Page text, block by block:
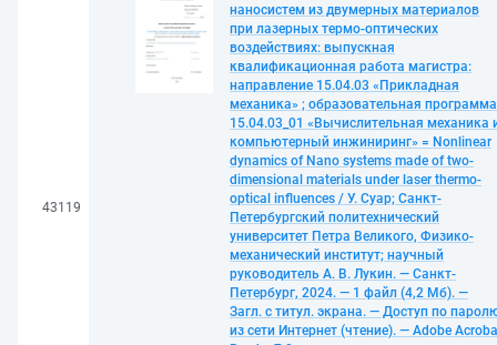
43119
наносистем из двумерных материалов
при лазерных термо-оптических
воздействиях: выпускная
квалификационная работа магистра:
направление 15.04.03 «Прикладная
механика» ; образовательная программа
15.04.03_01 «Вычислительная механика
компьютерный инжиниринг» = Nonlinear
dynamics of Nano systems made of two-
dimensional materials under laser thermo-
optical influences / У. Суар; Санкт-
Петербургский политехнический
университет Петра Великого, Физико-
механический институт; научный
руководитель А. В. Лукин. — Санкт-
Петербург, 2024. — 1 файл (4,2 Мб). —
Загл. с титул. экрана. — Доступ по
из сети Интернет (чтение). — Adobe